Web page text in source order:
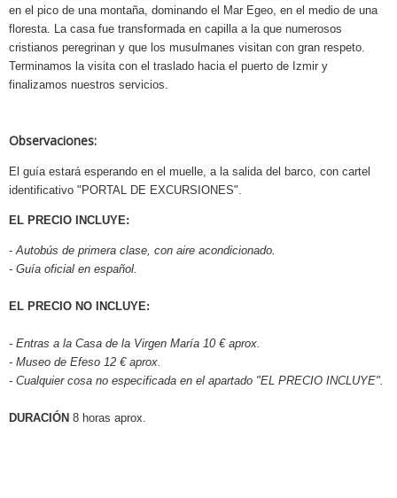
en el pico de una montaña, dominando el Mar Egeo, en el medio de una
floresta. La casa fue transformada en capilla a la que numerosos
cristianos peregrinan y que los musulmanes visitan con gran respeto.
Terminamos la visita con el traslado hacia el puerto de Izmir y
finalizamos nuestros servicios.
Observaciones:
El guía estará esperando en el muelle, a la salida del barco, con cartel
identificativo "PORTAL DE EXCURSIONES".
EL PRECIO INCLUYE:
- Autobús de primera clase, con aire acondicionado.
- Guía oficial en español.
EL PRECIO NO INCLUYE:
- Entras a la Casa de la Virgen María 10 € aprox.
- Museo de Efeso 12 € aprox.
- Cualquier cosa no especificada en el apartado "EL PRECIO INCLUYE".
DURACIÓN 8 horas aprox.